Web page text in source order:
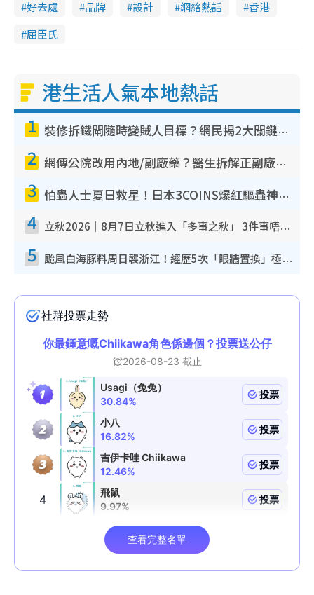
好去處 品牌 設計 網絡熱話
香港
屈臣氏
港生活人氣本地熱話
1 裝修拆鐵閘隨時變賊人目標？網民揭2大關鍵用途：裝新式等於白裝？附新舊鐵閘分別
2 網傳公院改用內地/副廠藥？醫生拆解正副廠分別 揭4類人換藥隨時出事
3 怕蟲人士夏日救星！日本3COINS爆紅驅蟲神器$45起 1招「全程免觸碰」輕鬆搞定小強
4 立秋2026｜8月7日立秋進入「多事之秋」 3件事唔做得！專家教6招開運 清枱頭／銀包納氣接好運
5 颱風白海豚料周日襲浙江！經歷5次「眼牆置換」極罕見 成登陸內地最長途颱風